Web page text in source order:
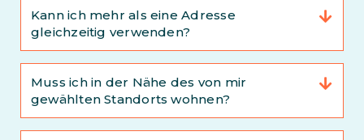
Kann ich mehr als eine Adresse
gleichzeitig verwenden?
Muss ich in der Nähe des von mir
gewählten Standorts wohnen?